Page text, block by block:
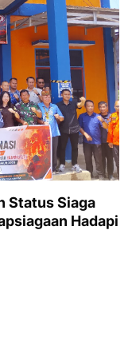
Status Siaga
Hadapi